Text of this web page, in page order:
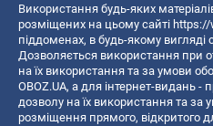
Використання будь-яких
розміщених на цьому сайті https://
піддоменах, в будь-якому вигляді
Дозволяється використання при
на їх використання та за умови
OBOZ.UA, а для інтернет-видань -
дозволу на їх використання та за
розміщення прямого, відкритого